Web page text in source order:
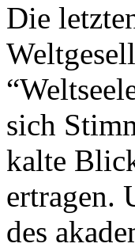
Die
sich
kalte
ertragen.
des